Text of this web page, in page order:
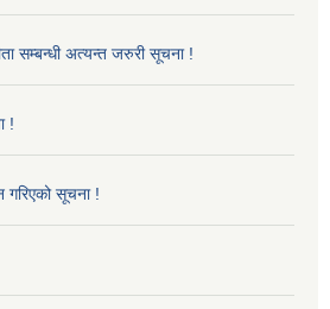
सम्बन्धी अत्यन्त जरुरी सूचना !
!
गरिएको सूचना !